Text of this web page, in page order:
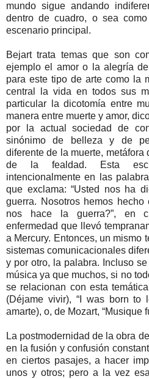
mundo sigue andando
dentro de cuadro, o sea
escenario principal.
Bejart trata temas que son
ejemplo el amor o la alegría
para este tipo de arte como la
central la vida en todos sus
particular la dicotomía entre
manera entre muerte y amor,
por la actual sociedad de
sinónimo de belleza y de
diferente de la muerte,
de la fealdad. Esta
intencionalmente en las
que exclama: “Usted nos ha
guerra. Nosotros hemos
nos hace la guerra?”, en
enfermedad que llevó
a Mercury. Entonces, un mismo
sistemas comunicacionales
y por otro, la palabra. Incluso
música ya que muchos, si no
se relacionan con esta
(Déjame vivir), “I was born to
amarte), o, de Mozart, “Musique
La postmodernidad de la obra
en la fusión y confusión
en ciertos pasajes, a hacer
unos y otros; pero a la vez